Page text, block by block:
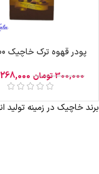
پودر قهوه ترک خاچیک 100 گرمی
300,000تومان 268,000
برند خاچیک در زمینه تولید